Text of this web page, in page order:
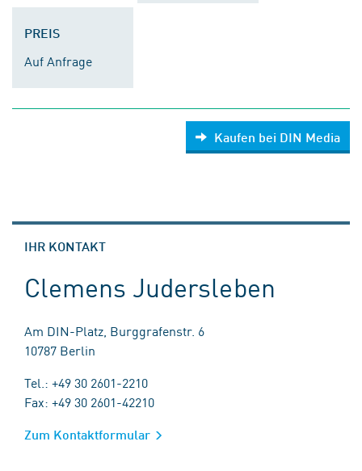
PREIS
Auf Anfrage
Kaufen bei DIN Media
IHR KONTAKT
Clemens Judersleben
Am DIN-Platz, Burggrafenstr. 6
10787 Berlin
Tel.: +49 30 2601-2210
Fax: +49 30 2601-42210
Zum Kontaktformular